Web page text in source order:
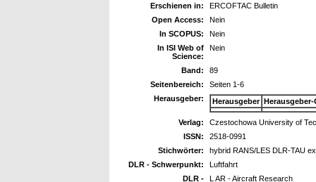
Erschienen in:
ERCOFTAC Bulletin
Open Access:
Nein
In SCOPUS:
Nein
In ISI Web of
Science:
Nein
Band:
89
Seitenbereich:
Seiten 1-6
Herausgeber:
Herausgeber Herausgeber-
Verlag:
Czestochowa University of
ISSN:
2518-0991
Stichwörter:
hybrid RANS/LES DLR-TAU
DLR - Schwerpunkt:
Luftfahrt
DLR -
L AR - Aircraft Research